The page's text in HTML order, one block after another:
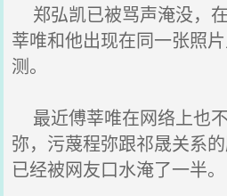
郑弘凯已被骂声淹没，
莘唯和他出现在同一张照
测。
最近傅莘唯在网络上也
弥，污蔑程弥跟祁晟关系
已经被网友口水淹了一半。